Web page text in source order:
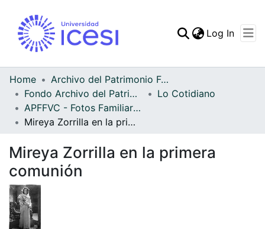
Statistics
Log In
Home
Archivo del Patrimonio Fotográfico y Fílmico del Valle del Cauca
Fondo Archivo del Patrimonio Fotográfico y Fílmico del Valle del Cauca
Lo Cotidiano
APFFVC - Fotos Familiares - Patrimonial
Mireya Zorrilla en la primera comunión
Mireya Zorrilla en la primera
comunión